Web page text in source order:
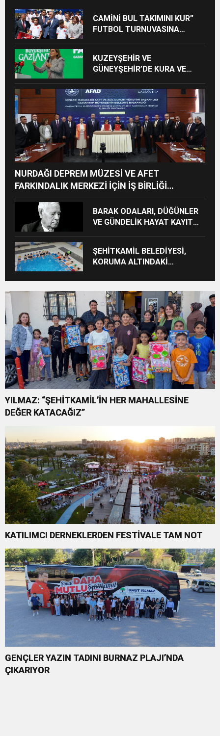
CAMİNİ BUL TAKIMINI KUR”
FUTBOL TURNUVASINA
KUZEYŞEHİR VE
GÜNEYŞEHİR’DE KURA VE
BAHÇELİEVLER’DE 5 BİN
KONUTUN TEMELİ ATILDI
NURDAĞI DEPREM MÜZESİ VE AFET
FARKINDALIK MERKEZİ İÇİN İŞ BİRLİĞİ
PROTOKOLÜ İMZALANDI
BARAK ODALARI, DÜĞÜNLER
VE GÜNDELİK HAYAT KAYIT
ŞEHİTKAMİL BELEDİYESİ,
KORUMA ALTINDAKİ
BULUŞTURUYOR
YILMAZ: “ŞEHİTKAMİL’İN HER MAHALLESİNE
DEĞER KATACAĞIZ”
KATILIMCI DERNEKLERDEN FESTİVALE TAM NOT
GENÇLER YAZIN TADINI BURNAZ PLAJI’NDA
ÇIKARIYOR